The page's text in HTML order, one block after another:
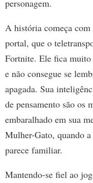
personagem.
A história começa
portal, que o
Fortnite. Ele fica muito
e não consegue se
apagada. Sua
de pensamento são os
embaralhado em sua
Mulher-Gato, quando
parece familiar.
Mantendo-se fiel ao